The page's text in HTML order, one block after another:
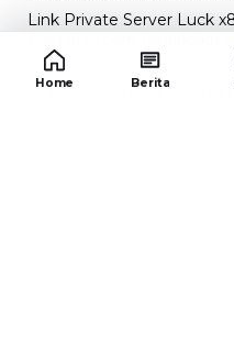
Link Private Server Luck
Drop Rate yang Melejit
10 Film Indonesia
Home Berita